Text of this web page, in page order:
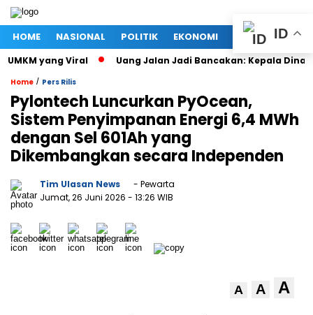
HOME NASIONAL POLITIK EKONOMI MEGAPOLITAN
yang Viral Uang Jalan Jadi Bancakan: Kepala Dinas
Home / Pers Rilis
Pylontech Luncurkan PyOcean,
Sistem Penyimpanan Energi 6,4 MWh
dengan Sel 601Ah yang
Dikembangkan secara Independen
Tim Ulasan News
- Pewarta
Jumat, 26 Juni 2026 - 13:26 WIB
A A A
ID